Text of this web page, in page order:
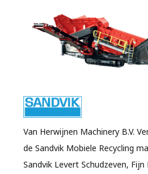
Van Herwijnen Machinery B.V.
de Sandvik Mobiele Recycling
Sandvik Levert Schudzeven,